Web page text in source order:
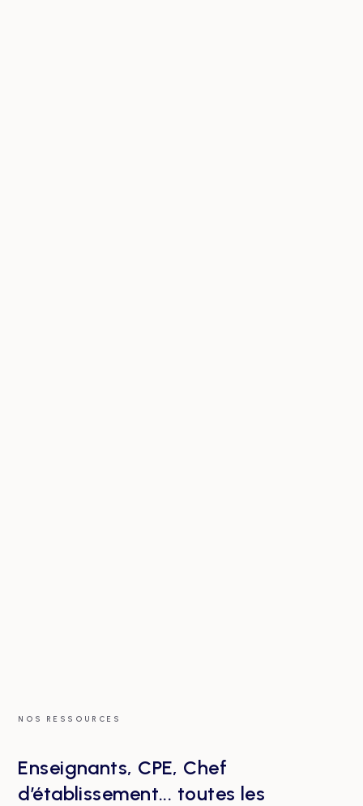
NOS RESSOURCES
Enseignants, CPE, Chef
d’établissement... toutes les